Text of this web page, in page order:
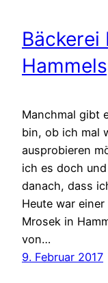
Bäckerei
Manchmal gibt
bin, ob ich mal
ausprobieren
ich es doch
danach, dass
Heute war
Mrosek in
von…
9. Februar 2017